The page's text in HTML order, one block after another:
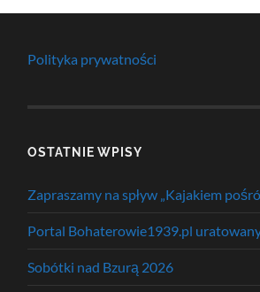
Polityka prywatności
OSTATNIE WPISY
Zapraszamy na spływ „Kajakiem
Portal Bohaterowie1939.pl
Sobótki nad Bzurą 2026